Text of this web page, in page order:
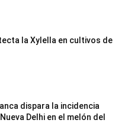
la Xylella en cultivos de
dispara la incidencia
Delhi en el melón del